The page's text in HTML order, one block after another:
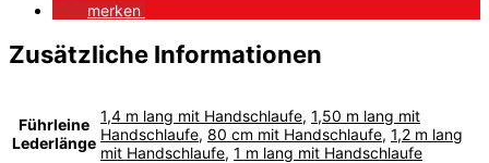
merken
Zusätzliche Informationen
Führleine
Lederlänge
1,4 m lang mit Handschlaufe, 1,50 m lang mit
Handschlaufe, 80 cm mit Handschlaufe, 1,2 m lang
mit Handschlaufe, 1 m lang mit Handschlaufe